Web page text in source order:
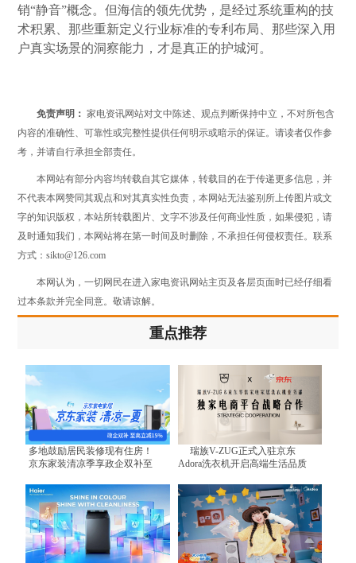
销“静音”概念。但海信的领先优势，是经过系统重构的技
术积累、那些重新定义行业标准的专利布局、那些深入用
户真实场景的洞察能力，才是真正的护城河。
免责声明： 家电资讯网站对文中陈述、观点判断保持中立，不对所包含
内容的准确性、可靠性或完整性提供任何明示或暗示的保证。请读者仅作参
考，并请自行承担全部责任。
本网站有部分内容均转载自其它媒体，转载目的在于传递更多信息，并
不代表本网赞同其观点和对其真实性负责，本网站无法鉴别所上传图片或文
字的知识版权，本站所转载图片、文字不涉及任何商业性质，如果侵犯，请
及时通知我们，本网站将在第一时间及时删除，不承担任何侵权责任。联系
方式：sikto@126.com
本网认为，一切网民在进入家电资讯网站主页及各层页面时已经仔细看
过本条款并完全同意。敬请谅解。
重点推荐
多地鼓励居民装修现有住房！
京东家装清凉季享政企双补至
瑞族V-ZUG正式入驻京东
Adora洗衣机开启高端生活品质